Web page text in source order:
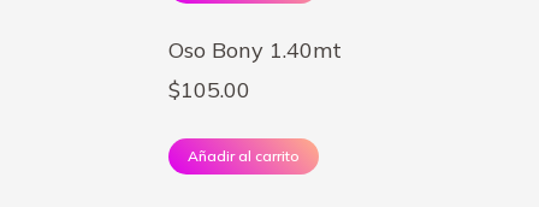
Oso Bony 1.40mt
$105.00
Añadir al carrito